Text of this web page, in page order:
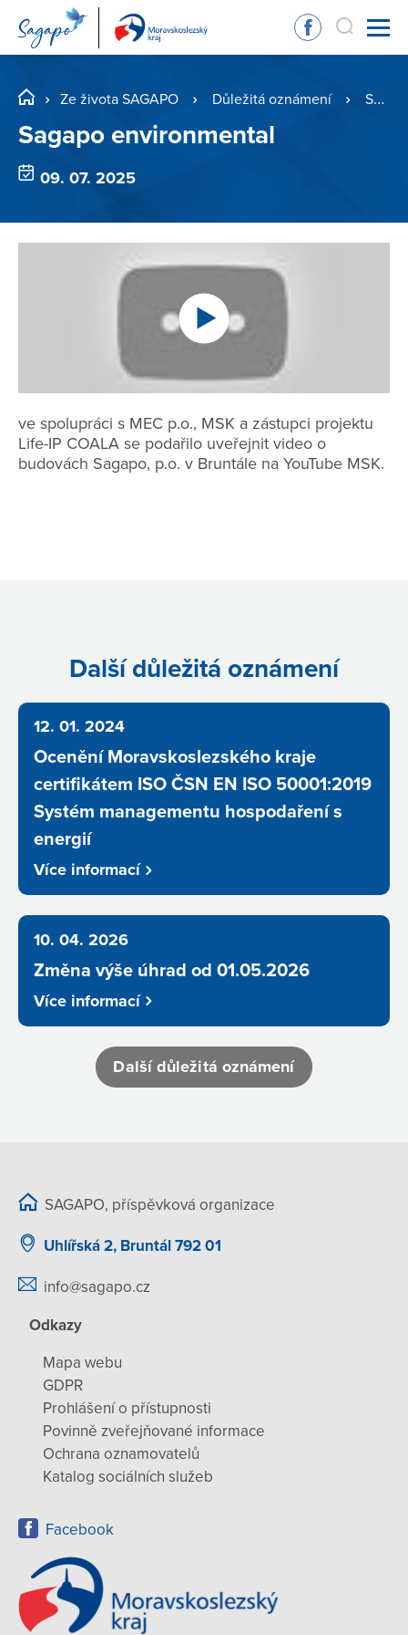
Ze života SAGAPO Důležitá oznámení Sagapo environmental
Sagapo environmental
09. 07. 2025
ve spolupráci s MEC p.o., MSK a zástupci projektu
Life-IP COALA se podařilo uveřejnit video o
budovách Sagapo, p.o. v Bruntále na YouTube MSK.
Další důležitá oznámení
12. 01. 2024
Ocenění Moravskoslezského kraje
certifikátem ISO ČSN EN ISO 50001:2019
Systém managementu hospodaření s
energií
Více informací
10. 04. 2026
Změna výše úhrad od 01.05.2026
Více informací
Další důležitá oznámení
SAGAPO, příspěvková organizace
Uhlířská 2, Bruntál 792 01
info@sagapo.cz
Odkazy
Mapa webu
GDPR
Prohlášení o přístupnosti
Povinně zveřejňované informace
Ochrana oznamovatelů
Katalog sociálních služeb
Facebook